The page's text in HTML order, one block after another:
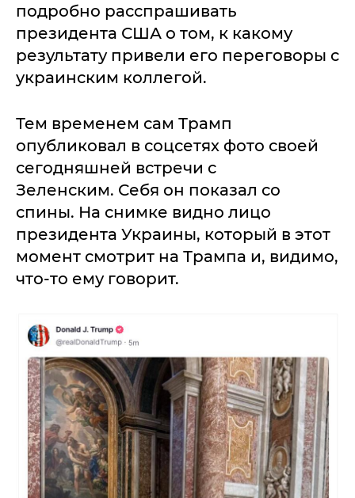
подробно расспрашивать
президента США о том, к какому
результату привели его переговоры с
украинским коллегой.
Тем временем сам Трамп
опубликовал в соцсетях фото своей
сегодняшней встречи с
Зеленским. Себя он показал со
спины. На снимке видно лицо
президента Украины, который в этот
момент смотрит на Трампа и, видимо,
что-то ему говорит.